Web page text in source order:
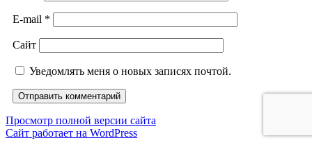
E-mail *
Сайт
Уведомлять меня о новых записях почтой.
Просмотр полной версии сайта
Сайт работает на WordPress